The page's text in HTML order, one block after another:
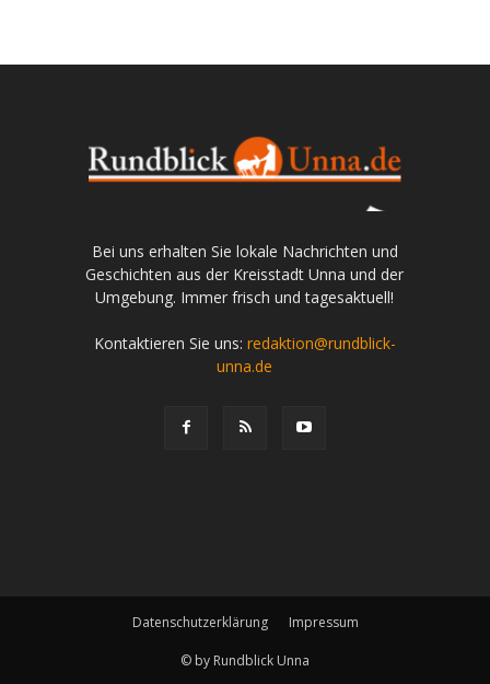
Bei uns erhalten Sie lokale Nachrichten und
Geschichten aus der Kreisstadt Unna und der
Umgebung. Immer frisch und tagesaktuell!
Kontaktieren Sie uns: redaktion@rundblick-
unna.de
Datenschutzerklärung Impressum
© by Rundblick Unna